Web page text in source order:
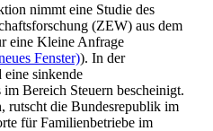
nimmt eine Studie des
(ZEW) aus dem
eine Kleine Anfrage
Fenster)). In der
sinkende
Bereich Steuern bescheinigt.
rutscht die Bundesrepublik im
für Familienbetriebe im